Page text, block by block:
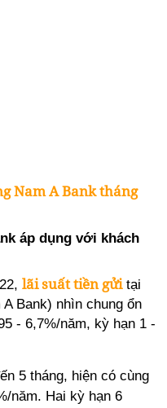
Nam A Bank tháng
áp dụng với khách
lãi suất tiền gửi tại
Bank) nhìn chung ổn
- 6,7%/năm, kỳ hạn 1 -
5 tháng, hiện có cùng
năm. Hai kỳ hạn 6